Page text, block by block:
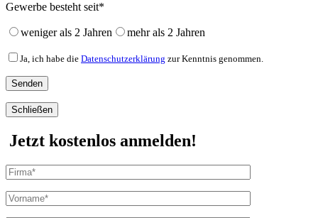
Gewerbe besteht seit*
weniger als 2 Jahren mehr als 2 Jahren
Ja, ich habe die Datenschutzerklärung zur Kenntnis genommen.
Schließen
Jetzt kostenlos anmelden!